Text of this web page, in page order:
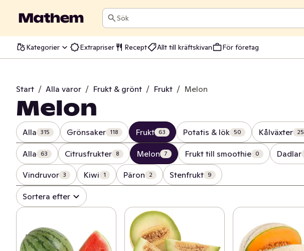
Sök
Kategorier Extrapriser Recept Allt till kräftskivan För företag
Start / Alla varor / Frukt & grönt / Frukt / Melon
Melon
Alla 315 Grönsaker 118 Frukt 63 Potatis & lök 50 Kålväxter 25
Alla 63 Citrusfrukter 8 Melon 7 Frukt till smoothie 0 Dadlar
Vindruvor 3 Kiwi 1 Päron 2 Stenfrukt 9
Sortera efter